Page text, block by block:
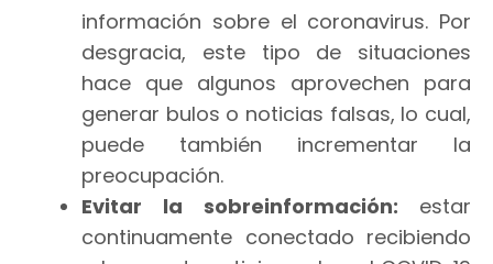
información sobre el coronavirus. Por
desgracia, este tipo de situaciones
hace que algunos aprovechen para
generar bulos o noticias falsas, lo cual,
puede también incrementar la
preocupación.
Evitar la sobreinformación: estar
continuamente conectado recibiendo